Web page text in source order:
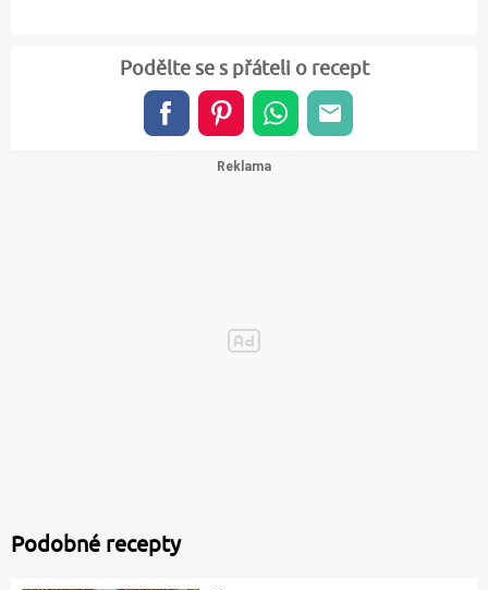
Podělte se s přáteli o recept
Podobné recepty